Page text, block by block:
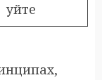
уйте